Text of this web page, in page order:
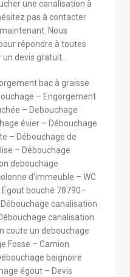
une canalisation à
pas à contacter
Nous
répondre à toutes
devis gratuit.
bac à graisse
– Engorgement
– Debouchage
évier – Débouchage
– Débouchage de
– Débouchage
debouchage
d’immeuble – WC
bouché 78790–
canalisation
canalisation
coute un debouchage
Fosse – Camion
baignoire
égout – Devis